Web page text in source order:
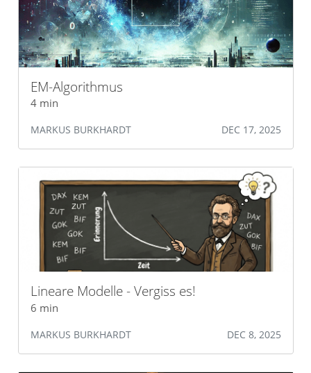
EM-Algorithmus
4 min
MARKUS BURKHARDT DEC 17, 2025
Lineare Modelle - Vergiss es!
6 min
MARKUS BURKHARDT DEC 8, 2025